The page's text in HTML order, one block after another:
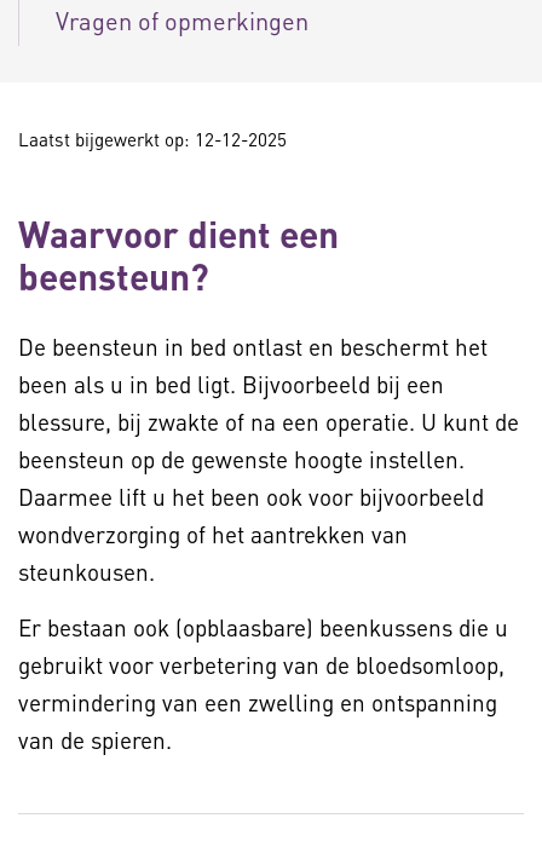
Vragen of opmerkingen
Laatst bijgewerkt op: 12-12-2025
Waarvoor dient een
beensteun?
De beensteun in bed ontlast en beschermt het
been als u in bed ligt. Bijvoorbeeld bij een
blessure, bij zwakte of na een operatie. U kunt de
beensteun op de gewenste hoogte instellen.
Daarmee lift u het been ook voor bijvoorbeeld
wondverzorging of het aantrekken van
steunkousen.
Er bestaan ook (opblaasbare) beenkussens die u
gebruikt voor verbetering van de bloedsomloop,
vermindering van een zwelling en ontspanning
van de spieren.